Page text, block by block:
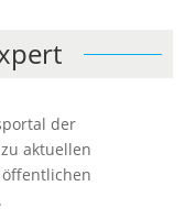
der
aktuellen